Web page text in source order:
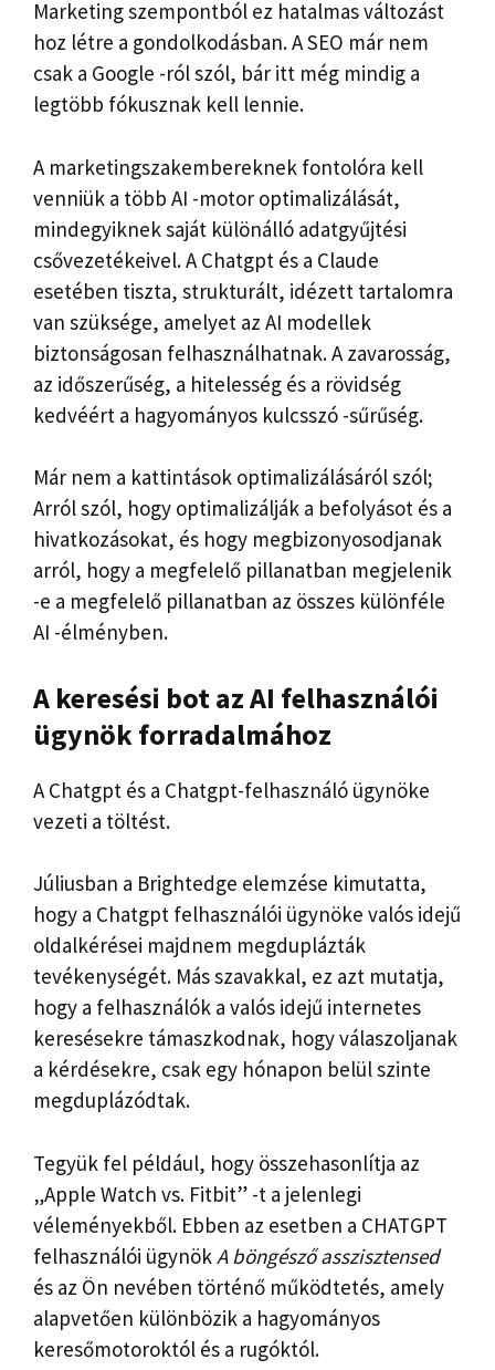
Marketing szempontból ez hatalmas változást
hoz létre a gondolkodásban. A SEO már nem
csak a Google -ról szól, bár itt még mindig a
legtöbb fókusznak kell lennie.
A marketingszakembereknek fontolóra kell
venniük a több AI -motor optimalizálását,
mindegyiknek saját különálló adatgyűjtési
csővezetékeivel. A Chatgpt és a Claude
esetében tiszta, strukturált, idézett tartalomra
van szüksége, amelyet az AI modellek
biztonságosan felhasználhatnak. A zavarosság,
az időszerűség, a hitelesség és a rövidség
kedvéért a hagyományos kulcsszó -sűrűség.
Már nem a kattintások optimalizálásáról szól;
Arról szól, hogy optimalizálják a befolyásot és a
hivatkozásokat, és hogy megbizonyosodjanak
arról, hogy a megfelelő pillanatban megjelenik
-e a megfelelő pillanatban az összes különféle
AI -élményben.
A keresési bot az AI felhasználói
ügynök forradalmához
A Chatgpt és a Chatgpt-felhasználó ügynöke
vezeti a töltést.
Júliusban a Brightedge elemzése kimutatta,
hogy a Chatgpt felhasználói ügynöke valós idejű
oldalkérései majdnem megduplázták
tevékenységét. Más szavakkal, ez azt mutatja,
hogy a felhasználók a valós idejű internetes
keresésekre támaszkodnak, hogy válaszoljanak
a kérdésekre, csak egy hónapon belül szinte
megduplázódtak.
Tegyük fel például, hogy összehasonlítja az
„Apple Watch vs. Fitbit” -t a jelenlegi
véleményekből. Ebben az esetben a CHATGPT
felhasználói ügynökA böngésző asszisztensed
és az Ön nevében történő működtetés, amely
alapvetően különbözik a hagyományos
keresőmotoroktól és a rugóktól.